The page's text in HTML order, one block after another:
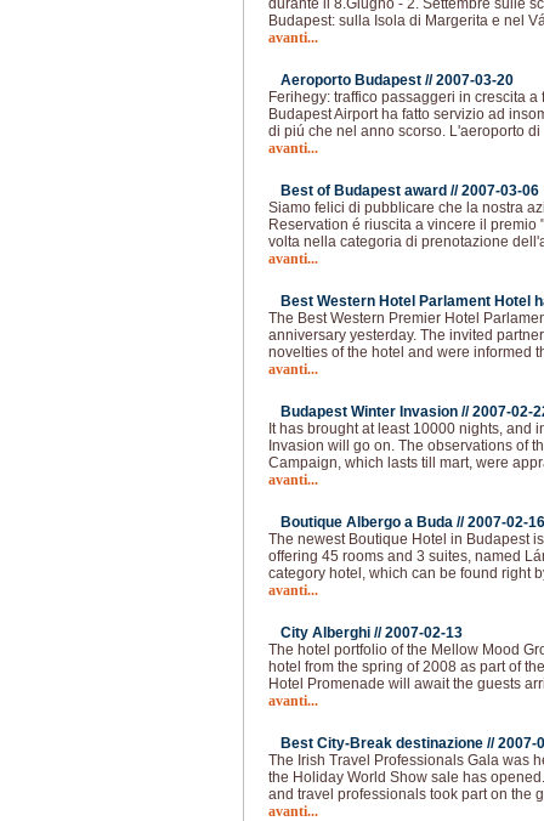
durante il 8.Giugno - 2. Settembre sulle
Budapest: sulla Isola di Margerita e nel
avanti...
Aeroporto Budapest //2007-03-20
Ferihegy: traffico passaggeri in crescita
Budapest Airport ha fatto servizio ad
di piú che nel anno scorso. L'aeroporto
avanti...
Best of Budapest award //2007-03-06
Siamo felici di pubblicare che la nostra
Reservation é riuscita a vincere il premio
volta nella categoria di prenotazione
avanti...
Best Western Hotel Parlament Hotel
The Best Western Premier Hotel
anniversary yesterday. The invited
novelties of the hotel and were informed
avanti...
Budapest Winter Invasion //2007-02-
It has brought at least 10000 nights, and
Invasion will go on. The observations of
Campaign, which lasts till mart, were
avanti...
Boutique Albergo a Buda //2007-02-16
The newest Boutique Hotel in Budapest
offering 45 rooms and 3 suites, named
category hotel, which can be found right
avanti...
City Alberghi //2007-02-13
The hotel portfolio of the Mellow Mood
hotel from the spring of 2008 as part of
Hotel Promenade will await the guests
avanti...
Best City-Break destinazione //2007-
The Irish Travel Professionals Gala was
the Holiday World Show sale has
and travel professionals took part on the
avanti...